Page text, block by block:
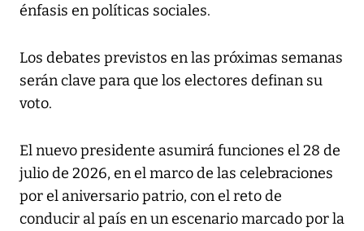
énfasis en políticas sociales.
Los debates previstos en las próximas semanas
serán clave para que los electores definan su
voto.
El nuevo presidente asumirá funciones el 28 de
julio de 2026, en el marco de las celebraciones
por el aniversario patrio, con el reto de
conducir al país en un escenario marcado por la